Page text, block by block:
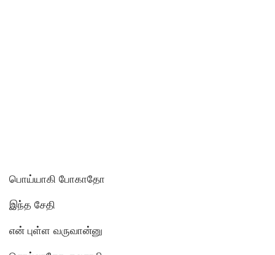
பொய்யாகி போகாதோ
இந்த சேதி
என் புள்ள வருவான்னு